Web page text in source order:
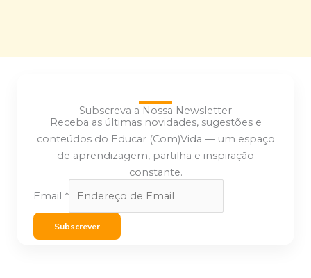
Subscreva a Nossa Newsletter
Receba as últimas novidades, sugestões e
conteúdos do Educar (Com)Vida — um espaço
de aprendizagem, partilha e inspiração
constante.
Email *
Subscrever